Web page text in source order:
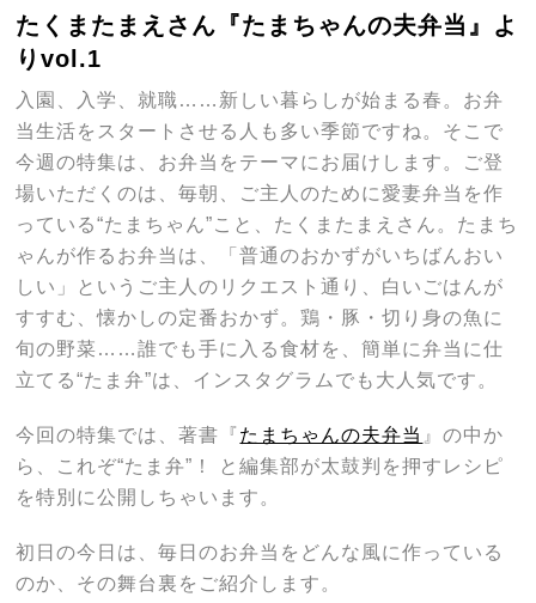
たくまたまえさん『たまちゃんの夫弁当』よ
りvol.1
入園、入学、就職……新しい暮らしが始まる春。お弁
当生活をスタートさせる人も多い季節ですね。そこで
今週の特集は、お弁当をテーマにお届けします。ご登
場いただくのは、毎朝、ご主人のために愛妻弁当を作
っている“たまちゃん”こと、たくまたまえさん。たまち
ゃんが作るお弁当は、「普通のおかずがいちばんおい
しい」というご主人のリクエスト通り、白いごはんが
すすむ、懐かしの定番おかず。鶏・豚・切り身の魚に
旬の野菜……誰でも手に入る食材を、簡単に弁当に仕
立てる“たま弁”は、インスタグラムでも大人気です。
今回の特集では、著書『 たまちゃんの夫弁当 』の中か
ら、これぞ“たま弁”！ と編集部が太鼓判を押すレシピ
を特別に公開しちゃいます。
初日の今日は、毎日のお弁当をどんな風に作っている
のか、その舞台裏をご紹介します。